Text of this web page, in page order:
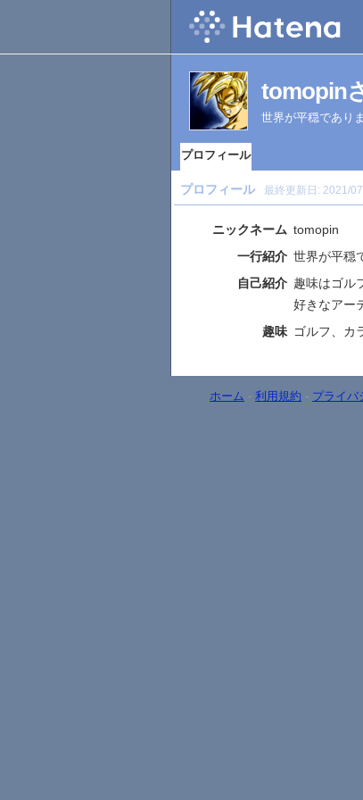
tomopin
世界が平穏であり
プロフィール
プロフィール 最終更新日: 2021/
ニックネーム tomopin
一行紹介 世界が平穏
自己紹介 趣味はゴル
好きなア
趣味 ゴルフ、カ
ホーム - 利用規約 - プライバ